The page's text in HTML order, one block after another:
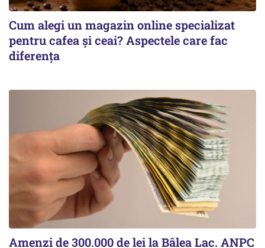
Cum alegi un magazin online specializat
pentru cafea și ceai? Aspectele care fac
diferența
Amenzi de 300.000 de lei la Bâlea Lac. ANPC